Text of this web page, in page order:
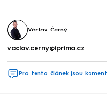
Václav Černý
vaclav.cerny@iprima.cz
Pro tento článek jsou